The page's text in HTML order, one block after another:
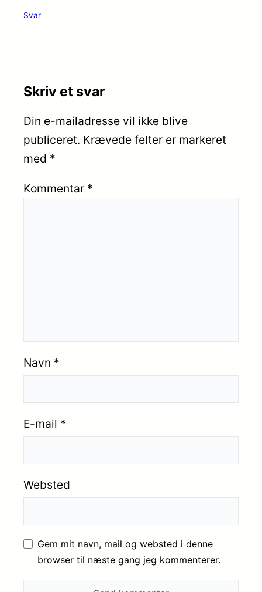
Svar
Skriv et svar
Din e-mailadresse vil ikke blive
publiceret. Krævede felter er markeret
med *
Kommentar *
Navn *
E-mail *
Websted
Gem mit navn, mail og websted i denne
browser til næste gang jeg kommenterer.